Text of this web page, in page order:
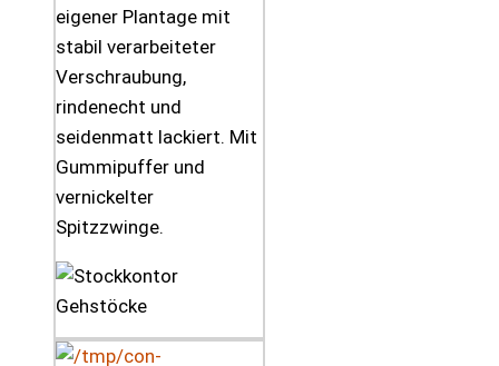
eigener Plantage mit
stabil verarbeiteter
Verschraubung,
rindenecht und
seidenmatt lackiert. Mit
Gummipuffer und
vernickelter
Spitzzwinge.